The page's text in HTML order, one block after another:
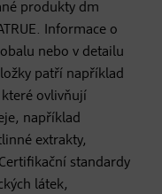
produkty dm
Informace o
nebo v detailu
patří například
ovlivňují
například
extrakty,
standardy
látek,